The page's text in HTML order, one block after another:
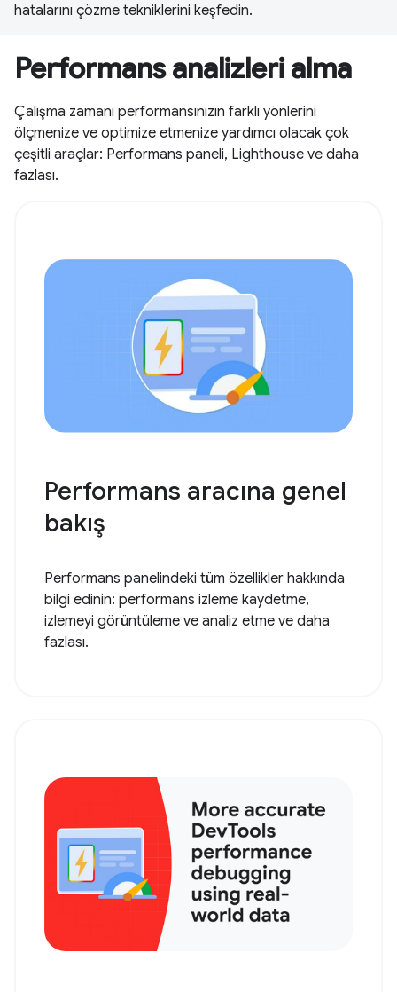
hatalarını çözme tekniklerini keşfedin.
Performans analizleri alma
Çalışma zamanı performansınızın farklı yönlerini
ölçmenize ve optimize etmenize yardımcı olacak çok
çeşitli araçlar: Performans paneli, Lighthouse ve daha
fazlası.
Performans aracına genel
bakış
Performans panelindeki tüm özellikler hakkında
bilgi edinin: performans izleme kaydetme,
izlemeyi görüntüleme ve analiz etme ve daha
fazlası.